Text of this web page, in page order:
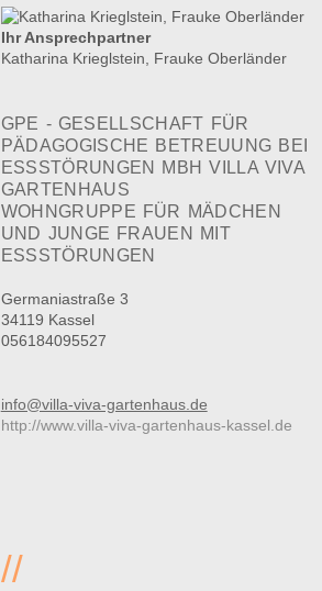
Ihr Ansprechpartner
Katharina Krieglstein, Frauke Oberländer
GPE - GESELLSCHAFT FÜR
PÄDAGOGISCHE BETREUUNG BEI
ESSSTÖRUNGEN MBH VILLA VIVA
GARTENHAUS
WOHNGRUPPE FÜR MÄDCHEN
UND JUNGE FRAUEN MIT
ESSSTÖRUNGEN
Germaniastraße 3
34119 Kassel
056184095527
info@villa-viva-gartenhaus.de
http://www.villa-viva-gartenhaus-kassel.de
//